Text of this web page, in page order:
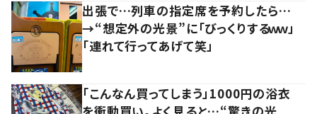
出張で…列車の指定席を予約したら…
→“想定外の光景”に「びっくりするｗｗ」
「連れて行ってあげて笑」
「こんなん買ってしまう」1000円の浴衣